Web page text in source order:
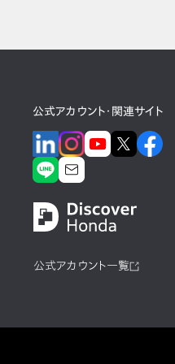
公式アカウント・関連サイト
公式アカウント一覧